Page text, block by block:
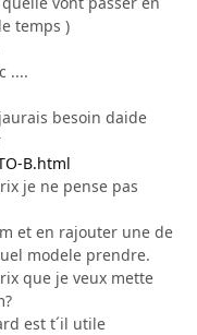
temps )
....
besoin daide
B.html
je ne pense pas
et en rajouter une de
modele prendre.
que je veux mette
est t´il utile